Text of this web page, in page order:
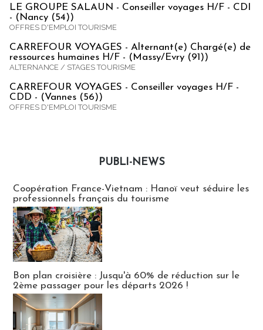
LE GROUPE SALAUN - Conseiller voyages H/F - CDI
- (Nancy (54))
OFFRES D'EMPLOI TOURISME
CARREFOUR VOYAGES - Alternant(e) Chargé(e) de
ressources humaines H/F - (Massy/Evry (91))
ALTERNANCE / STAGES TOURISME
CARREFOUR VOYAGES - Conseiller voyages H/F -
CDD - (Vannes (56))
OFFRES D'EMPLOI TOURISME
PUBLI-NEWS
Coopération France-Vietnam : Hanoï veut séduire les
professionnels français du tourisme
Bon plan croisière : Jusqu'à 60% de réduction sur le
2ème passager pour les départs 2026 !